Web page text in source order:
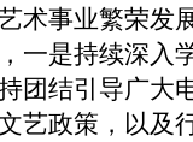
术事业繁荣发
一是持续深入
团结引导广
艺政策，以